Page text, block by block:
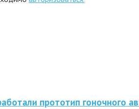
прототип гоночного